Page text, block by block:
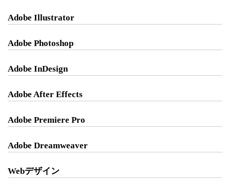
Adobe Illustrator
Adobe Photoshop
Adobe InDesign
Adobe After Effects
Adobe Premiere Pro
Adobe Dreamweaver
Webデザイン